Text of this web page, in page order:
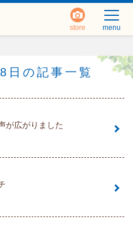
menu
store
の記事一覧
が広がりました